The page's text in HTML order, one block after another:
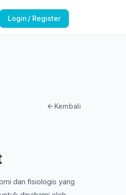
Login / Register
Kembali
dan fisiologis yang